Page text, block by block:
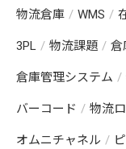
物流倉庫 WMS
3PL 物流課題 倉
倉庫管理システム
バーコード 物流
オムニチャネル